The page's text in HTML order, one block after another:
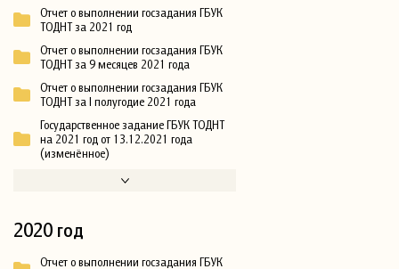
Отчет о выполнении госзадания ГБУК
ТОДНТ за 2021 год
Отчет о выполнении госзадания ГБУК
ТОДНТ за 9 месяцев 2021 года
Отчет о выполнении госзадания ГБУК
ТОДНТ за I полугодие 2021 года
Государственное задание ГБУК ТОДНТ
на 2021 год от 13.12.2021 года
(изменённое)
2020 год
Отчет о выполнении госзадания ГБУК